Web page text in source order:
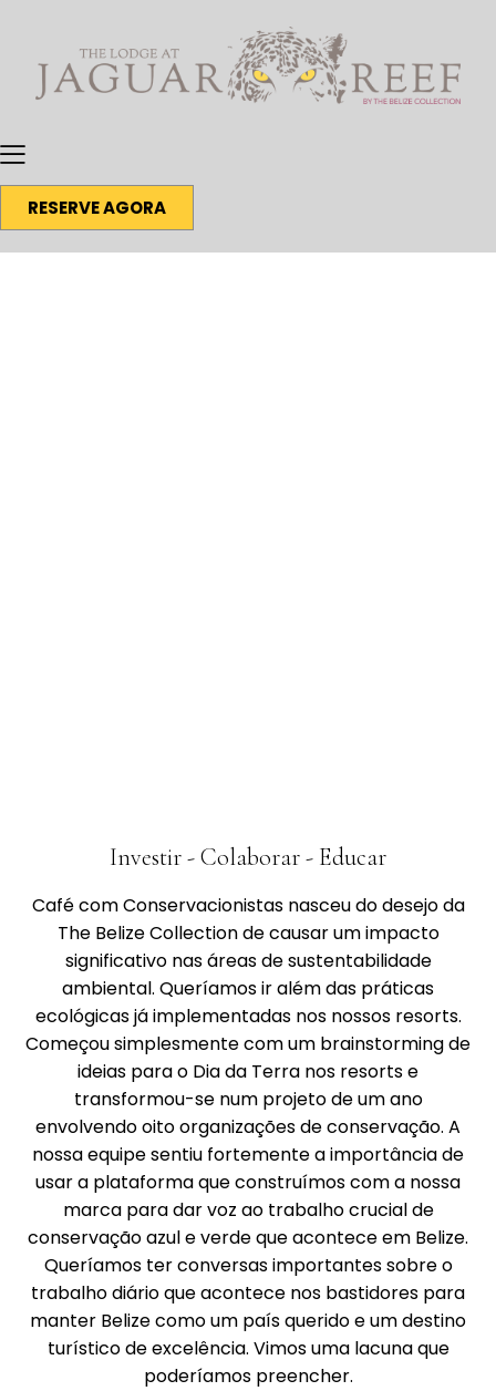
RESERVE AGORA
Investir - Colaborar - Educar
Café com Conservacionistas nasceu do desejo da
The Belize Collection de causar um impacto
significativo nas áreas de sustentabilidade
ambiental. Queríamos ir além das práticas
ecológicas já implementadas nos nossos resorts.
Começou simplesmente com um brainstorming de
ideias para o Dia da Terra nos resorts e
transformou-se num projeto de um ano
envolvendo oito organizações de conservação. A
nossa equipe sentiu fortemente a importância de
usar a plataforma que construímos com a nossa
marca para dar voz ao trabalho crucial de
conservação azul e verde que acontece em Belize.
Queríamos ter conversas importantes sobre o
trabalho diário que acontece nos bastidores para
manter Belize como um país querido e um destino
turístico de excelência. Vimos uma lacuna que
poderíamos preencher.